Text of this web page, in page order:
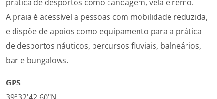
prática de desportos como canoagem, vela e remo.
A praia é acessível a pessoas com mobilidade reduzida,
e dispõe de apoios como equipamento para a prática
de desportos náuticos, percursos fluviais, balneários,
bar e bungalows.
GPS